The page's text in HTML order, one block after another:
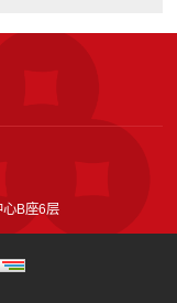
B座6层